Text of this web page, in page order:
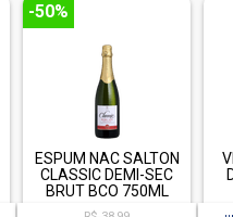
-50%
ESPUM NAC SALTON
CLASSIC DEMI-SEC
BRUT BCO 750ML